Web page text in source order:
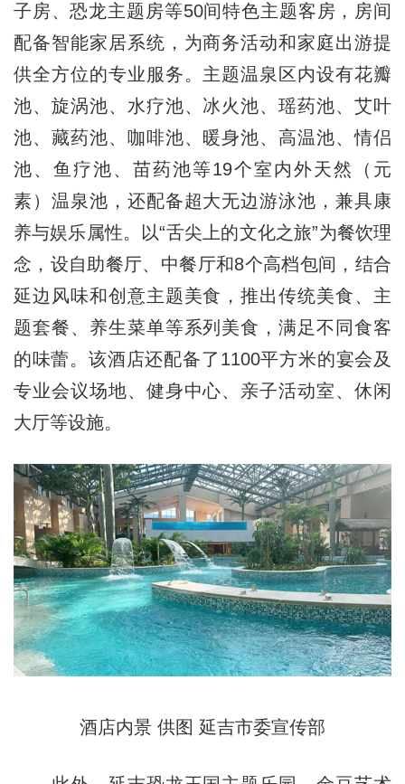
子房、恐龙主题房等50间特色主题客房，房间
配备智能家居系统，为商务活动和家庭出游提
供全方位的专业服务。主题温泉区内设有花瓣
池、旋涡池、水疗池、冰火池、瑶药池、艾叶
池、藏药池、咖啡池、暖身池、高温池、情侣
池、鱼疗池、苗药池等19个室内外天然（元
素）温泉池，还配备超大无边游泳池，兼具康
养与娱乐属性。以“舌尖上的文化之旅”为餐饮理
念，设自助餐厅、中餐厅和8个高档包间，结合
延边风味和创意主题美食，推出传统美食、主
题套餐、养生菜单等系列美食，满足不同食客
的味蕾。该酒店还配备了1100平方米的宴会及
专业会议场地、健身中心、亲子活动室、休闲
大厅等设施。
酒店内景 供图 延吉市委宣传部